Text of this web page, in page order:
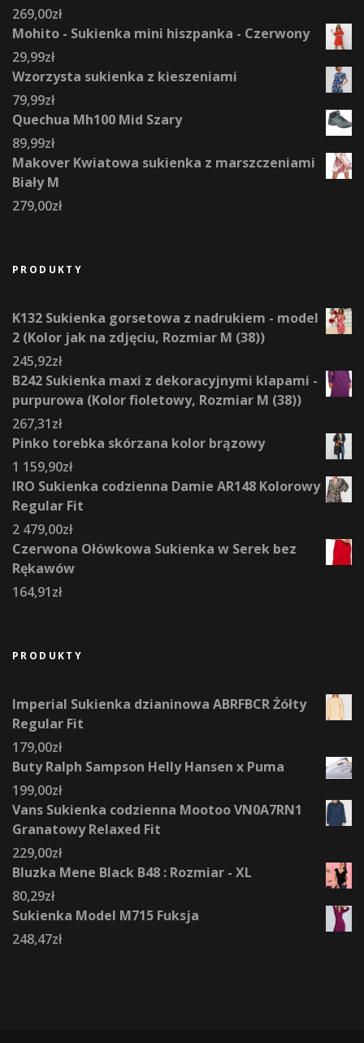
269,00zł
Mohito - Sukienka mini hiszpanka - Czerwony
29,99zł
Wzorzysta sukienka z kieszeniami
79,99zł
Quechua Mh100 Mid Szary
89,99zł
Makover Kwiatowa sukienka z marszczeniami
Biały M
279,00zł
PRODUKTY
K132 Sukienka gorsetowa z nadrukiem - model
2 (Kolor jak na zdjęciu, Rozmiar M (38))
245,92zł
B242 Sukienka maxi z dekoracyjnymi klapami -
purpurowa (Kolor fioletowy, Rozmiar M (38))
267,31zł
Pinko torebka skórzana kolor brązowy
1 159,90zł
IRO Sukienka codzienna Damie AR148 Kolorowy
Regular Fit
2 479,00zł
Czerwona Ołówkowa Sukienka w Serek bez
Rękawów
164,91zł
PRODUKTY
Imperial Sukienka dzianinowa ABRFBCR Żółty
Regular Fit
179,00zł
Buty Ralph Sampson Helly Hansen x Puma
199,00zł
Vans Sukienka codzienna Mootoo VN0A7RN1
Granatowy Relaxed Fit
229,00zł
Bluzka Mene Black B48 : Rozmiar - XL
80,29zł
Sukienka Model M715 Fuksja
248,47zł